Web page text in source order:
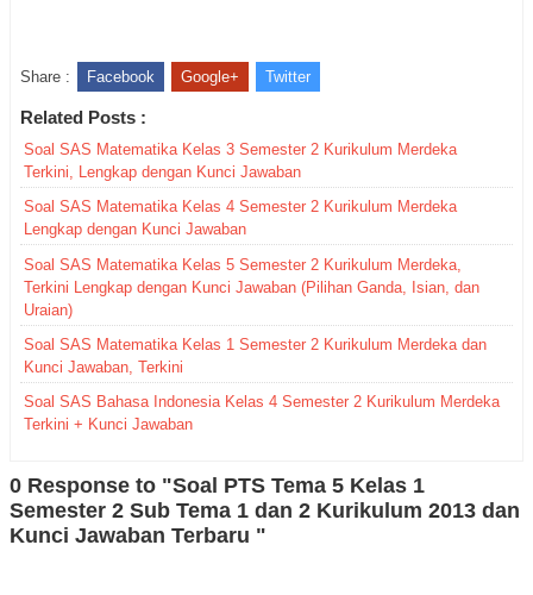
Share : Facebook Google+ Twitter
Related Posts :
Soal SAS Matematika Kelas 3 Semester 2 Kurikulum Merdeka
Terkini, Lengkap dengan Kunci Jawaban
Soal SAS Matematika Kelas 4 Semester 2 Kurikulum Merdeka
Lengkap dengan Kunci Jawaban
Soal SAS Matematika Kelas 5 Semester 2 Kurikulum Merdeka,
Terkini Lengkap dengan Kunci Jawaban (Pilihan Ganda, Isian, dan
Uraian)
Soal SAS Matematika Kelas 1 Semester 2 Kurikulum Merdeka dan
Kunci Jawaban, Terkini
Soal SAS Bahasa Indonesia Kelas 4 Semester 2 Kurikulum Merdeka
Terkini + Kunci Jawaban
0 Response to "Soal PTS Tema 5 Kelas 1
Semester 2 Sub Tema 1 dan 2 Kurikulum 2013 dan
Kunci Jawaban Terbaru "